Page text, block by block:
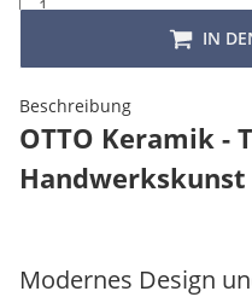
IN
Beschreibung
OTTO Keramik -
Handwerkskunst
Modernes Design